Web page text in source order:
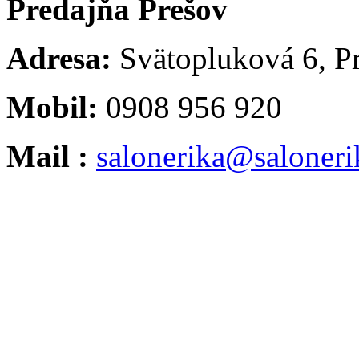
Predajňa Prešov
Adresa: Svätopluková 6,
Mobil: 0908 956 920
Mail :